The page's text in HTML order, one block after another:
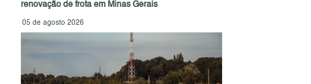
renovação de frota em Minas Gerais
05 de agosto 2026